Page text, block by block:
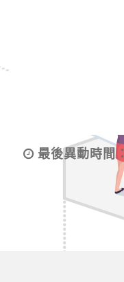
最後異動時間：